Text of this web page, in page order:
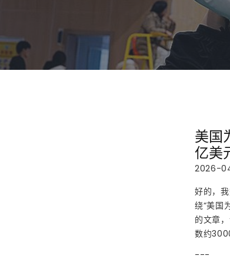
美国
亿美
2026-
好的，
绕“美国
的文章
数约
---